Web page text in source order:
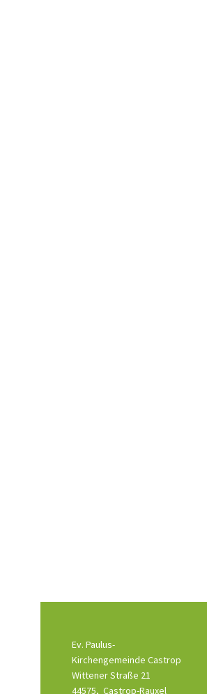
Ev. Paulus-
Kirchengemeinde Castrop
Wittener Straße 21
44575, Castrop-Rauxel